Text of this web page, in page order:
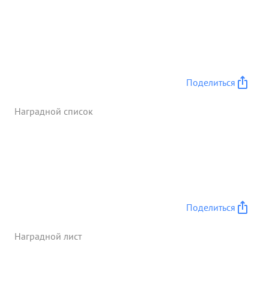
Поделиться
Наградной список
Поделиться
Наградной лист